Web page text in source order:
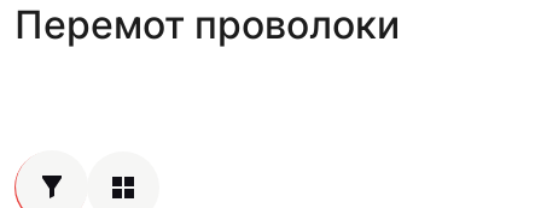
Перемот проволоки